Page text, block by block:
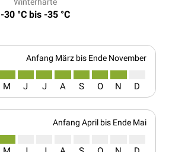
-30 °C bis -35 °C
Anfang März bis Ende November
M J J A S O N D
Anfang April bis Ende Mai